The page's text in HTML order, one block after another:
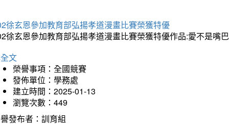
徐玄恩參加教育部弘揚孝道漫畫比賽榮獲特優
徐玄恩參加教育部弘揚孝道漫畫比賽榮獲特優作品:愛不是嘴
文
榮譽事項：全國競賽
發佈單位：學務處
建立時間：2025-01-13
瀏覽次數：449
發布者：訓育組